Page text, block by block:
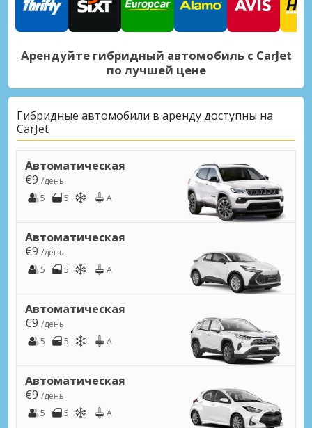
Арендуйте гибридный автомобиль с CarJet
по лучшей цене
Гибридные автомобили в аренду доступны на
CarJet
Автоматическая
€9 /день
5
5 A
Автоматическая
€9 /день
5
5 A
Автоматическая
€9 /день
5
5 A
Автоматическая
€9 /день
5
5 A